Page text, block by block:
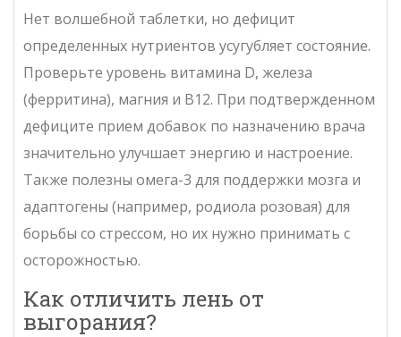
Нет волшебной таблетки, но дефицит
определенных нутриентов усугубляет состояние.
Проверьте уровень витамина D, железа
(ферритина), магния и B12. При подтвержденном
дефиците прием добавок по назначению врача
значительно улучшает энергию и настроение.
Также полезны омега-3 для поддержки мозга и
адаптогены (например, родиола розовая) для
борьбы со стрессом, но их нужно принимать с
осторожностью.
Как отличить лень от
выгорания?